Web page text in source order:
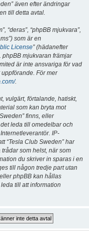
även efter ändringar
till detta avtal.
“deras”, “phpBB mjukvara”,
som är en
License” (hädanefter
. phpBB mjukvaran främjar
är inte ansvariga för vad
För mer
.
vulgärt, förtalande, hatiskt,
som kan bryta mot
finns, eller
leda till omedelbar och
IP-
“Tesla Club Sweden” har
som helst, när som
du skriver in sparas i en
till någon tredje part utan
phpBB kan hållas
till att information